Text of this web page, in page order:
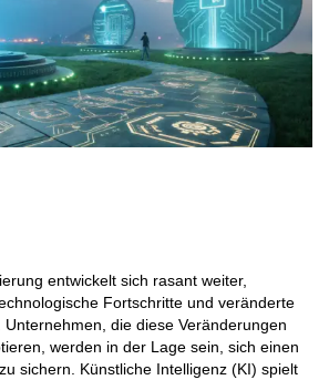
entwickelt sich rasant weiter,
Fortschritte und veränderte
die diese Veränderungen
werden in der Lage sein, sich einen
sichern. Künstliche Intelligenz (KI) spielt